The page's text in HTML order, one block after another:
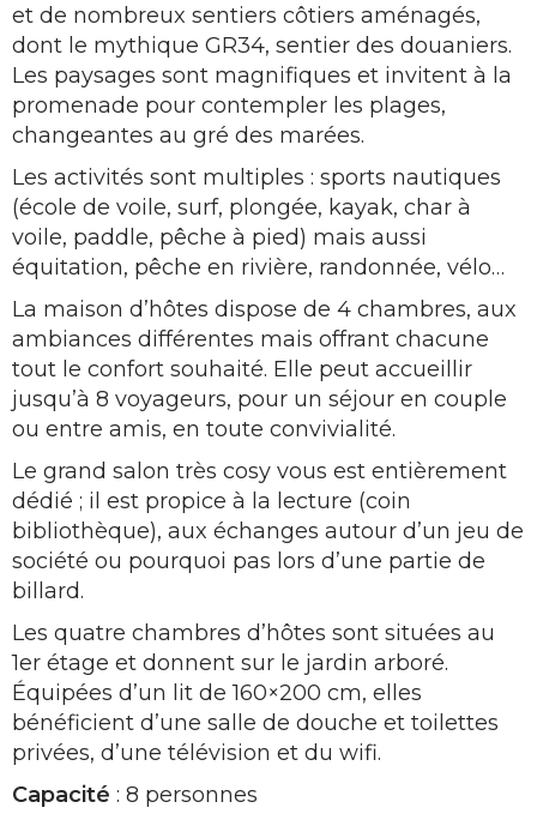
et de nombreux sentiers côtiers aménagés,
dont le mythique GR34, sentier des douaniers.
Les paysages sont magnifiques et invitent à la
promenade pour contempler les plages,
changeantes au gré des marées.
Les activités sont multiples : sports nautiques
(école de voile, surf, plongée, kayak, char à
voile, paddle, pêche à pied) mais aussi
équitation, pêche en rivière, randonnée, vélo…
La maison d’hôtes dispose de 4 chambres, aux
ambiances différentes mais offrant chacune
tout le confort souhaité. Elle peut accueillir
jusqu’à 8 voyageurs, pour un séjour en couple
ou entre amis, en toute convivialité.
Le grand salon très cosy vous est entièrement
dédié ; il est propice à la lecture (coin
bibliothèque), aux échanges autour d’un jeu de
société ou pourquoi pas lors d’une partie de
billard.
Les quatre chambres d’hôtes sont situées au
1er étage et donnent sur le jardin arboré.
Équipées d’un lit de 160×200 cm, elles
bénéficient d’une salle de douche et toilettes
privées, d’une télévision et du wifi.
Capacité : 8 personnes